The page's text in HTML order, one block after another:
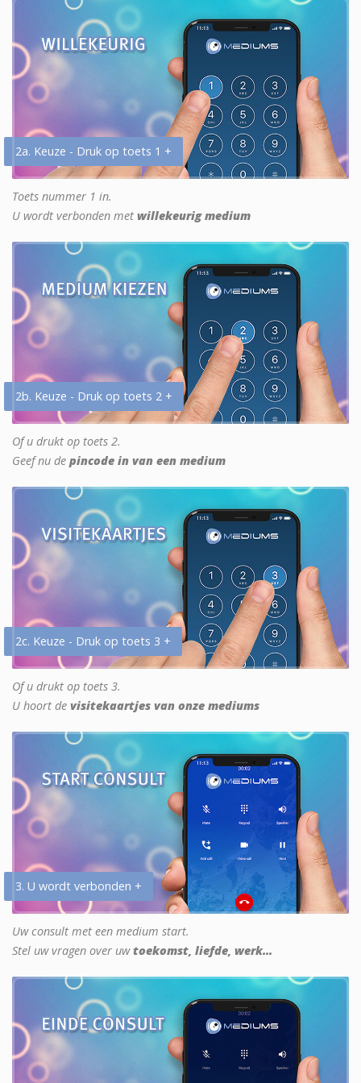
2a. Keuze - Druk op toets 1 +
Toets nummer 1 in.
U wordt verbonden met willekeurig medium
2b. Keuze - Druk op toets 2 +
Of u drukt op toets 2.
Geef nu de pincode in van een medium
2c. Keuze - Druk op toets 3 +
Of u drukt op toets 3.
U hoort de visitekaartjes van onze mediums
3. U wordt verbonden +
Uw consult met een medium start.
Stel uw vragen over uwtoekomst, liefde, werk...